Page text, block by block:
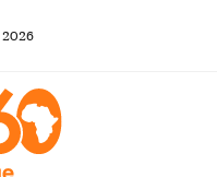
2026